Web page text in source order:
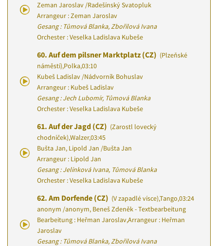
Zeman Jaroslav /Radešínský Svatopluk
Arrangeur : Zeman Jaroslav
Gesang : Tůmová Blanka, Zbořilová Ivana
Orchester : Veselka Ladislava Kubeše
60. Auf dem pilsner Marktplatz (CZ) (Plzeňské
náměstí),Polka,03:10
Kubeš Ladislav /Nádvorník Bohuslav
Arrangeur : Kubeš Ladislav
Gesang : Jech Lubomír, Tůmová Blanka
Orchester : Veselka Ladislava Kubeše
61. Auf der Jagd (CZ) (Zarostl lovecký
chodníček),Walzer,03:45
Bušta Jan, Lipold Jan /Bušta Jan
Arrangeur : Lipold Jan
Gesang : Jelínková Ivana, Tůmová Blanka
Orchester : Veselka Ladislava Kubeše
62. Am Dorfende (CZ) (V zapadlé vísce),Tango,03:24
anonym /anonym, Beneš Zdeněk - Textbearbeitung
Bearbeitung : Heřman Jaroslav,Arrangeur : Heřman
Jaroslav
Gesang : Tůmová Blanka, Zbořilová Ivana